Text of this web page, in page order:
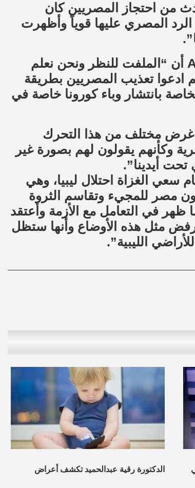
من احتجاز المصريين كان
المصري عليها قوياً وأظهرت
وأوضح التكبالي في حديثه لوكالة فرات للأنباء ANF أن “الملفت للنظر ونحن نعلم
ادعوا تعذيب المصريين بطريقة
بانتشار وباء كورونا خاصة في
غرض مختلف من هذا التحرك
وكأنهم يقولون لهم بصورة غير
أيدينا”.
الغزاة احتلال ليبيا، وهي
مصر للمجيء وتقاسم الثروة
ظهر في التعامل مع الأزمة وأعتقد
مثل هذه الأوضاع وأنها ستظل
الليبية”.
الدكتورة رقية عبدالحميد تكشف أعراض